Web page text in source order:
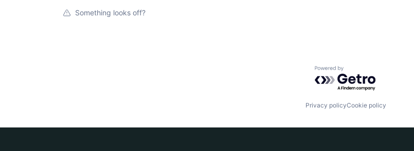
Something looks off?
Powered by Getro.com
Privacy policyCookie policy